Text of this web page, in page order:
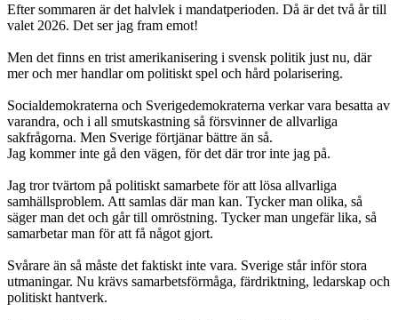
Efter sommaren är det halvlek i mandatperioden. Då är det två år till
valet 2026. Det ser jag fram emot!
Men det finns en trist amerikanisering i svensk politik just nu, där
mer och mer handlar om politiskt spel och hård polarisering.
Socialdemokraterna och Sverigedemokraterna verkar vara besatta av
varandra, och i all smutskastning så försvinner de allvarliga
sakfrågorna. Men Sverige förtjänar bättre än så.
Jag kommer inte gå den vägen, för det där tror inte jag på.
Jag tror tvärtom på politiskt samarbete för att lösa allvarliga
samhällsproblem. Att samlas där man kan. Tycker man olika, så
säger man det och går till omröstning. Tycker man ungefär lika, så
samarbetar man för att få något gjort.
Svårare än så måste det faktiskt inte vara. Sverige står inför stora
utmaningar. Nu krävs samarbetsförmåga, färdriktning, ledarskap och
politiskt hantverk.